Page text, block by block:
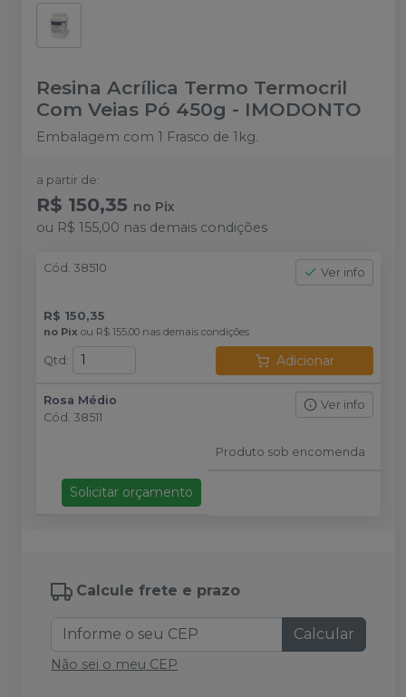
Resina Acrílica Termo Termocril
Com Veias Pó 450g - IMODONTO
Embalagem com 1 Frasco de 1kg.
a partir de:
R$ 150,35 no Pix
ou R$ 155,00 nas demais condições
Cód. 38510 Ver info
R$ 150,35
no Pix ou R$ 155,00 nas demais condições
Qtd : Adicionar
Rosa Médio
Cód. 38511
Ver info
Produto sob encomenda
Solicitar orçamento
Calcule frete e prazo
Calcular
Não sei o meu CEP